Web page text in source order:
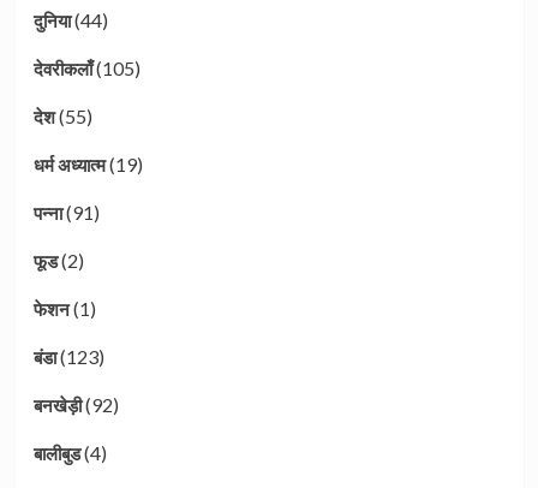
दुनिया(44)
देवरीकलाँ(105)
देश(55)
धर्म अध्यात्म(19)
पन्ना(91)
फूड(2)
फेशन(1)
बंडा(123)
बनखेड़ी(92)
बालीबुड(4)